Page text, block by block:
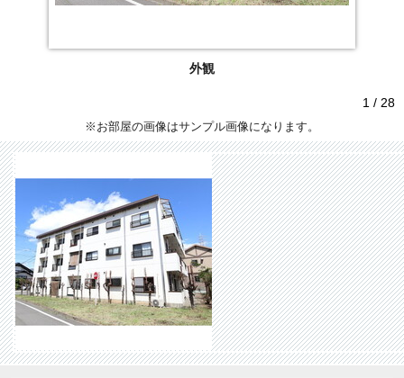
外観
1 / 28
※お部屋の画像はサンプル画像になります。